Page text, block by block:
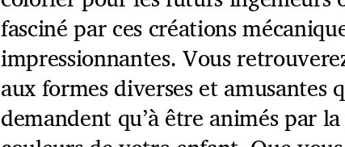
fasciné par ces créations
impressionnantes. Vous
aux formes diverses et amusantes
demandent qu’à être animés par